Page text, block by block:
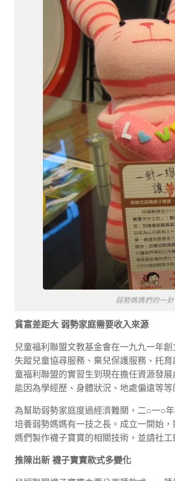
弱勢媽媽們的一
貧富差距大 弱勢家庭需要收入來源
兒童福利聯盟文教基金會在一九九一年
失蹤兒童協尋服務、棄兒保護服務、托
童福利聯盟的實習生到現在擔任資源發
能因為學經歷、身體狀況、地處偏遠等
為幫助弱勢家庭度過經濟難關，二○一○
培養弱勢媽媽有一技之長。成立一開始
媽們製作襪子寶寶的相關技術，並請社
推陳出新 襪子寶寶款式多變化